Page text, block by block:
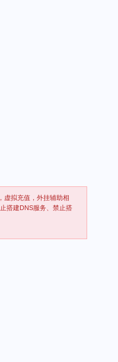
虚拟充值，外挂辅助相
搭建DNS服务、禁止搭